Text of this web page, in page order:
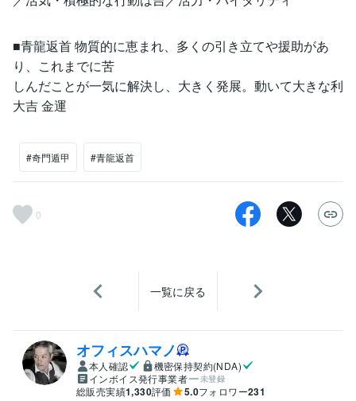
■⻘⿓返⾸ 物質的に恵まれ、多くの引き⽴てや援助があ
り、これまでに苦
しんだことが⼀気に解決し、⼤きく発展。動いて⼤きな利
⼤吉 ⾦運
#奇門遁甲 #青龍返首
0
一覧に戻る
オフィスハマノ
本人確認
機密保持契約(NDA)
インボイス発行事業者
未登録
総販売実績1,330評価 5.0フォロワー231